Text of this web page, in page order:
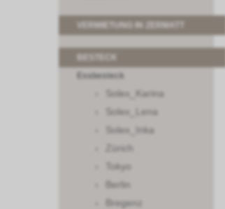
VERMIETUNG IN ZERMATT
Essbesteck
Solex_Karina
Solex_Lena
Solex_Inka
Zürich
Tokyo
Berlin
Bregenz